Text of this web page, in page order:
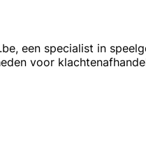
een specialist in
voor